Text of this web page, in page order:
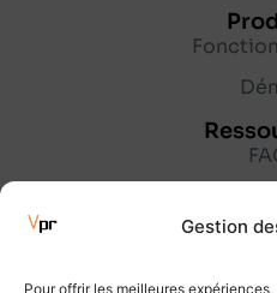
Gestion
Pour offrir les meilleures